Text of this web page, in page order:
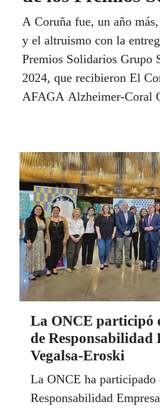
A Coruña fue, un año
y el altruismo con la
Premios Solidarios Grupo
2024, que recibieron El
AFAGA Alzheimer-Coral
Sanitarias de Galicia-061,
el Teatro Colón.
La ONCE participó
de Responsabilidad
Vegalsa-Eroski
La ONCE ha
Responsabilidad